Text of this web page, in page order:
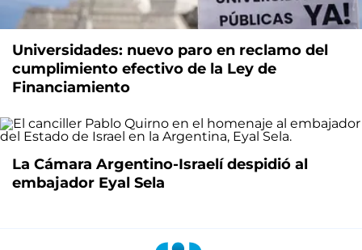
Universidades: nuevo paro en reclamo del
cumplimiento efectivo de la Ley de
Financiamiento
La Cámara Argentino-Israelí despidió al
embajador Eyal Sela